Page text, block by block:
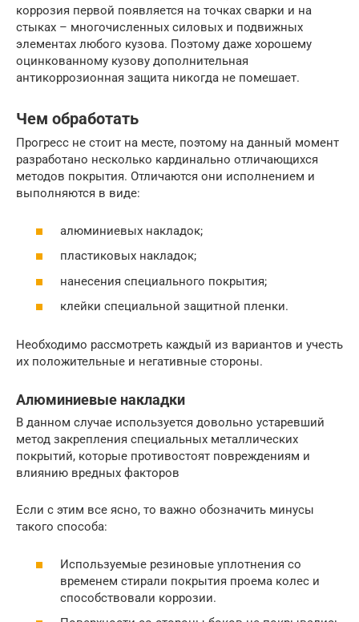
коррозия первой появляется на точках сварки и на
стыках – многочисленных силовых и подвижных
элементах любого кузова. Поэтому даже хорошему
оцинкованному кузову дополнительная
антикоррозионная защита никогда не помешает.
Чем обработать
Прогресс не стоит на месте, поэтому на данный момент
разработано несколько кардинально отличающихся
методов покрытия. Отличаются они исполнением и
выполняются в виде:
алюминиевых накладок;
пластиковых накладок;
нанесения специального покрытия;
клейки специальной защитной пленки.
Необходимо рассмотреть каждый из вариантов и учесть
их положительные и негативные стороны.
Алюминиевые накладки
В данном случае используется довольно устаревший
метод закрепления специальных металлических
покрытий, которые противостоят повреждениям и
влиянию вредных факторов
Если с этим все ясно, то важно обозначить минусы
такого способа:
Используемые резиновые уплотнения со
временем стирали покрытия проема колес и
способствовали коррозии.